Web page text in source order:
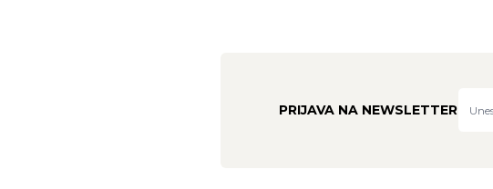
PRIJAVA NA NEWSLETTER